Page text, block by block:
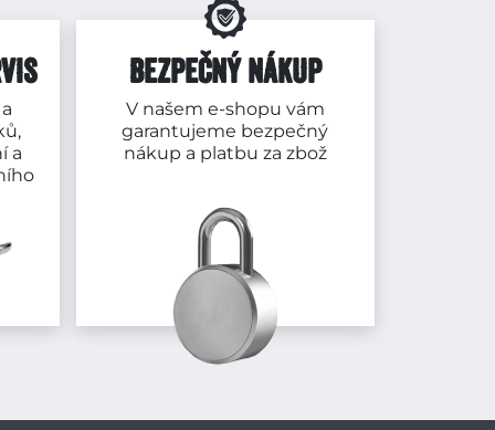
a
BEZPEČNÝ NÁKUP
V našem e-shopu vám
garantujeme bezpečný
nákup a platbu za zbož